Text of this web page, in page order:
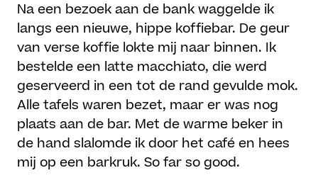
Na een bezoek aan de bank waggelde ik
langs een nieuwe, hippe koffiebar. De geur
van verse koffie lokte mij naar binnen. Ik
bestelde een latte macchiato, die werd
geserveerd in een tot de rand gevulde mok.
Alle tafels waren bezet, maar er was nog
plaats aan de bar. Met de warme beker in
de hand slalomde ik door het café en hees
mij op een barkruk. So far so good.